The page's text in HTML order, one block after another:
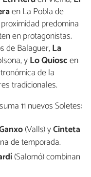
en La Pobla de
predomina
en protagonistas.
de Balaguer,La
yLo Quioscen
de la
tradicionales.
11 nuevos Soletes:
(Valls) yCinteta
de temporada.
(Salomó) combinan